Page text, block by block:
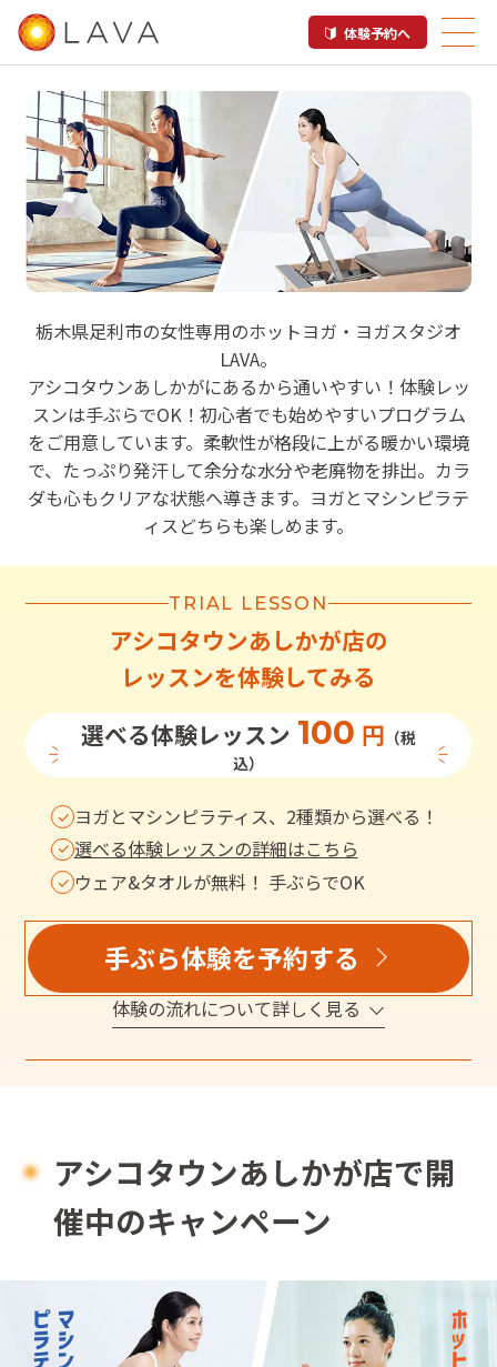
体験予約へ
LAVA アシコタウンあしかが店
ホットヨガ＆マシンピラティス
足利市
栃木県足利市の女性専用のホットヨガ・ヨガスタジオ
LAVA。
アシコタウンあしかがにあるから通いやすい！体験レッ
スンは手ぶらでOK！初心者でも始めやすいプログラム
をご用意しています。柔軟性が格段に上がる暖かい環境
で、たっぷり発汗して余分な水分や老廃物を排出。カラ
ダも心もクリアな状態へ導きます。ヨガとマシンピラテ
ィスどちらも楽しめます。
TRIAL LESSON
アシコタウンあしかが店の
レッスンを体験してみる
選べる体験レッスン 100 円 （税
込）
ヨガとマシンピラティス、2種類から選べる！
選べる体験レッスンの詳細はこちら
ウェア&タオルが無料！ 手ぶらでOK
手ぶら体験を予約する
体験の流れについて詳しく見る
アシコタウンあしかが店で開
催中のキャンペーン